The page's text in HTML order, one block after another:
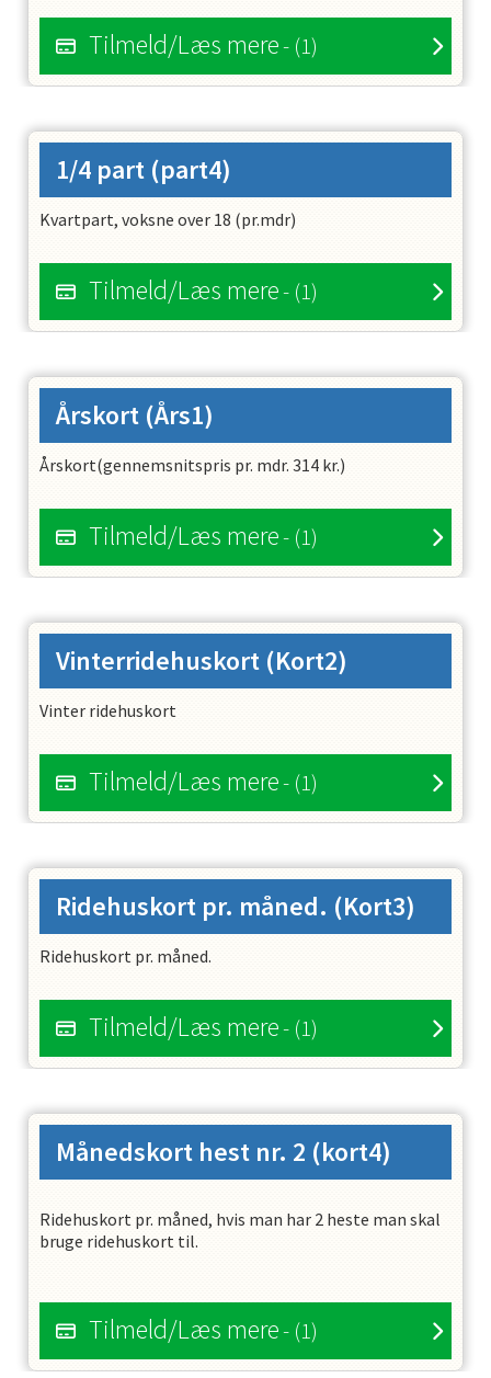
Tilmeld/Læs mere- (1)
1/4 part (part4)
Kvartpart, voksne over 18 (pr.mdr)
Tilmeld/Læs mere- (1)
Årskort (Års1)
Årskort(gennemsnitspris pr. mdr. 314 kr.)
Tilmeld/Læs mere- (1)
Vinterridehuskort (Kort2)
Vinter ridehuskort
Tilmeld/Læs mere- (1)
Ridehuskort pr. måned. (Kort3)
Ridehuskort pr. måned.
Tilmeld/Læs mere- (1)
Månedskort hest nr. 2 (kort4)
Ridehuskort pr. måned, hvis man har 2 heste man skal
bruge ridehuskort til.
Tilmeld/Læs mere- (1)